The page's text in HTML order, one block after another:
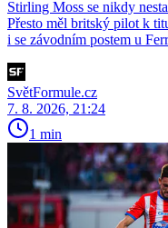
Stirling Moss se nikdy
Přesto měl britský pilot k
i se závodním postem u
SvětFormule.cz
7. 8. 2026, 21:24
1 min